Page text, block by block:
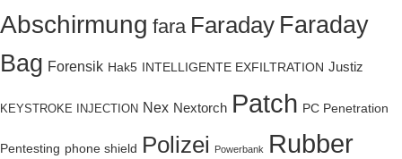
Abschirmung fara Faraday Faraday
Bag Forensik Hak5 INTELLIGENTE EXFILTRATION Justiz
KEYSTROKE INJECTION Nex Nextorch Patch PC Penetration
Pentesting phone shield Polizei Powerbank
Rubber